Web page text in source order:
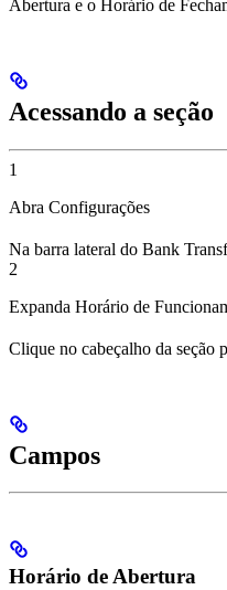
Abertura e o Horário de
Acessando a seção
1
Abra Configurações
Na barra lateral do Bank
2
Expanda Horário de
Clique no cabeçalho da seção
Campos
Horário de Abertura